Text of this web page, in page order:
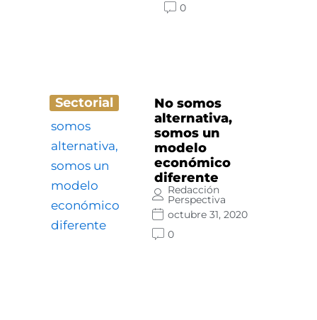
0
Sectorial
No somos
alternativa,
somos un
modelo
económico
diferente
Redacción
Perspectiva
octubre 31, 2020
0